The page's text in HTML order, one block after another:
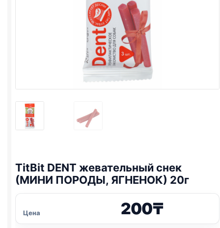
TitBit DENT жевательный снек
(МИНИ ПОРОДЫ, ЯГНЕНОК) 20г
Цена 200₸